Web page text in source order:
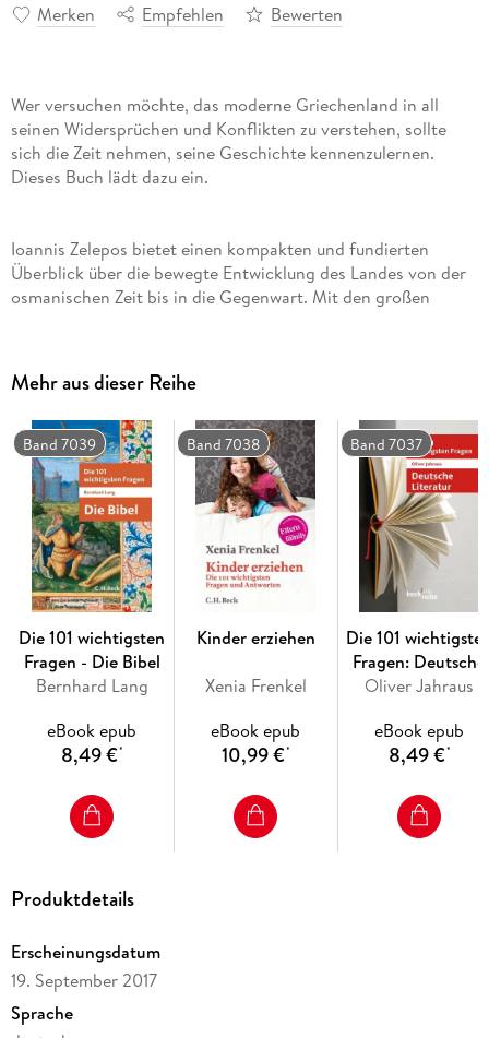
Merken Empfehlen Bewerten
Wer versuchen möchte, das moderne Griechenland in all
seinen Widersprüchen und Konflikten zu verstehen, sollte
sich die Zeit nehmen, seine Geschichte kennenzulernen.
Ioannis Zelepos bietet einen kompakten und fundierten
Überblick über die bewegte Entwicklung des Landes von der
osmanischen Zeit bis in die Gegenwart. Mit den großen
Kleinasiatischen Katastrophe von 1922, Besatzung und
Bürgerkrieg 1941 - 1949 sowie dem EG-Beitritt 1981 - wird die
politische Geschichte in die wirtschaftlichen,
gesellschaftlichen und kulturellen Entwicklungen des Landes
ein gebettet. Die zweite Auflage hat der Autor um ein neues
Kapitel erweitert, in dem er die Krisenzeit nach 2009, die
zeitweilige Grexit-Diskussion und die ersten Jahre der
Regierung unter Alexis Tsipras und seines Parteienbündnisses
SYRIZA beschreibt.
Mehr aus dieser Reihe
Band 7039
Die 101 wichtigsten
Fragen - Die Bibel
Bernhard Lang
eBook epub
8,49 €*
Band 7038
Kinder erziehen
Xenia Frenkel
eBook epub
10,99 €*
Band 7037
Die 101
Fragen: Deutsche
Literatur
Oliver Jahraus
eBook epub
8,49 €*
Produktdetails
Erscheinungsdatum
19. September 2017
Sprache